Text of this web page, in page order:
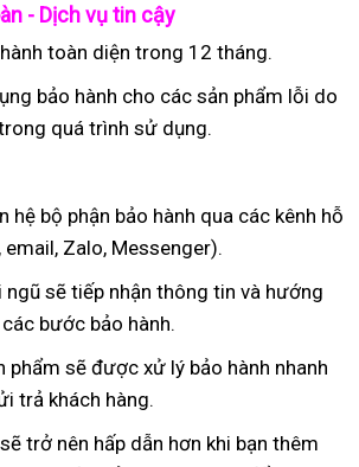
- Dịch vụ tin cậy
toàn diện trong 12 tháng.
bảo hành cho các sản phẩm lỗi do
quá trình sử dụng.
hệ bộ phận bảo hành qua các kênh hỗ
Zalo, Messenger).
ngũ sẽ tiếp nhận thông tin và hướng
bước bảo hành.
phẩm sẽ được xử lý bảo hành nhanh
trả khách hàng.
trở nên hấp dẫn hơn khi bạn thêm